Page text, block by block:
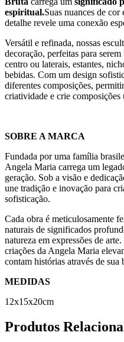
espiritual.Suas nuances de
detalhe revele uma conexão
Versátil e refinada, nossas
decoração, perfeitas para serem
centro ou laterais, estantes,
bebidas. Com um design
diferentes composições,
criatividade e crie composições
SOBRE A MARCA
Fundada por uma família
Angela Maria carrega um
geração. Sob a visão e
une tradição e inovação para
sofisticação.
Cada obra é meticulosamente
naturais de significados
natureza em expressões de
criações da Angela Maria
contam histórias através de sua
MEDIDAS
12x15x20cm
Produtos